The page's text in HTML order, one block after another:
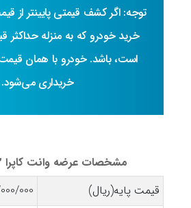
توجه: اگر کشف قیمتی پایینتر از
خرید خودرو که به منزله حداکثر
است، باشد. خودرو با همان
خریداری می‌شود.
مشخصات عرضه وانت کاپرا 2 (دوکابین)
قیمت پایه(ریال)
8/627/